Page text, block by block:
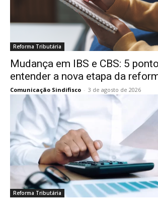
Reforma Tributária
Mudança em IBS e CBS: 5
entender a nova etapa da
Comunicação Sindifisco - 3 de agosto de 2026
Reforma Tributária